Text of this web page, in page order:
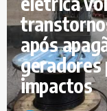
após
geradores
impactos